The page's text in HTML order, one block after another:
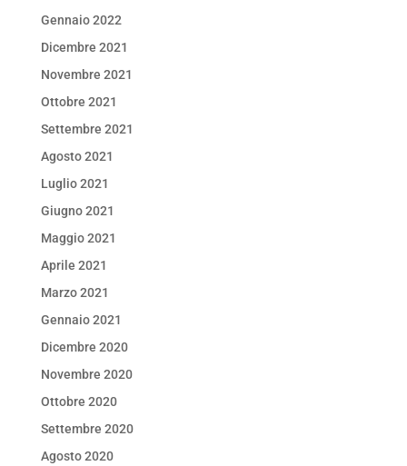
Gennaio 2022
Dicembre 2021
Novembre 2021
Ottobre 2021
Settembre 2021
Agosto 2021
Luglio 2021
Giugno 2021
Maggio 2021
Aprile 2021
Marzo 2021
Gennaio 2021
Dicembre 2020
Novembre 2020
Ottobre 2020
Settembre 2020
Agosto 2020